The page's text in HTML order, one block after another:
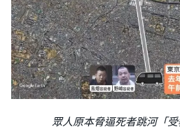
眾人原本脅逼死者跳河「